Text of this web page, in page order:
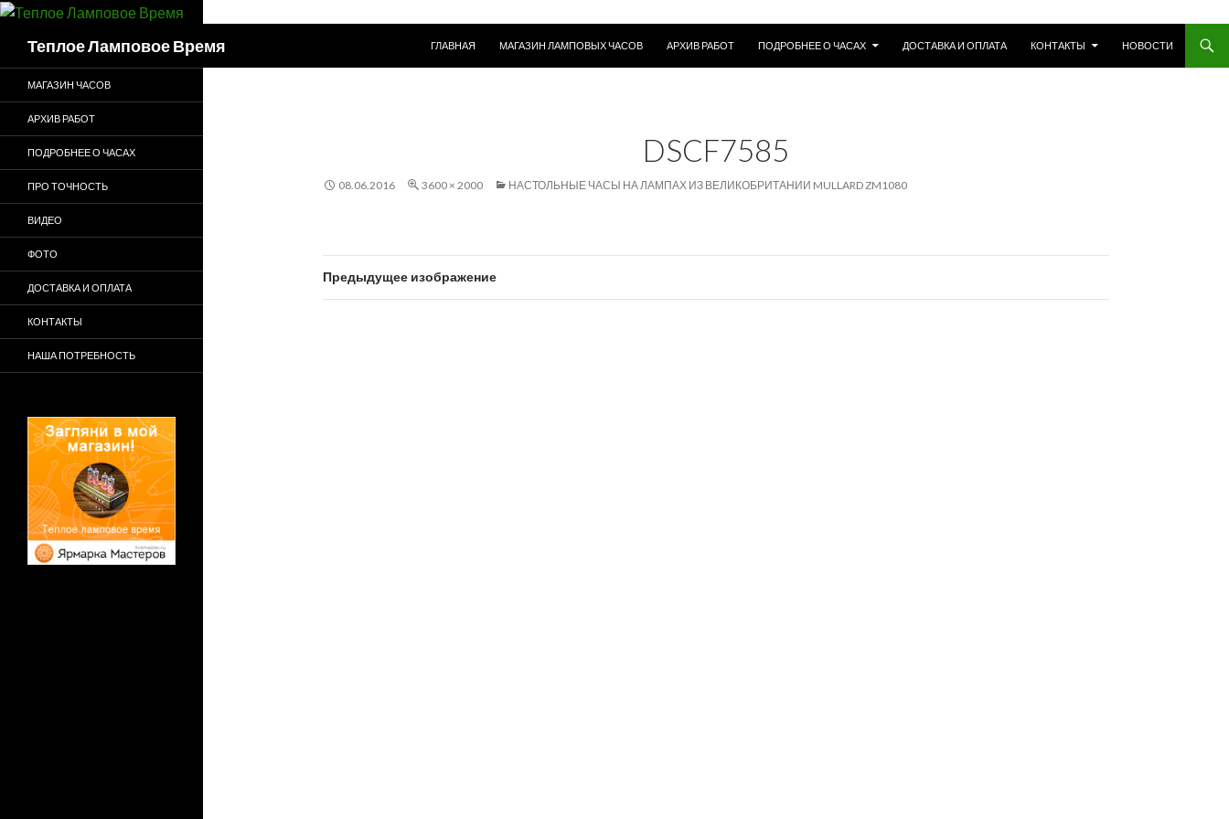
Теплое Ламповое Время
ГЛАВНАЯ
МАГАЗИН ЛАМПОВЫХ ЧАСОВ АРХИВ РАБОТ ПОДРОБНЕЕ О ЧАСАХ ДОСТАВКА И ОПЛАТА КОНТАКТЫ НОВОСТИ
DSCF7585
08.06.2016 3600 × 2000 НАСТОЛЬНЫЕ ЧАСЫ НА ЛАМПАХ ИЗ ВЕЛИКОБРИТАНИИ MULLARD ZM1080
Предыдущее изображение
МАГАЗИН ЧАСОВ
АРХИВ РАБОТ
ПОДРОБНЕЕ О ЧАСАХ
ПРО ТОЧНОСТЬ
ВИДЕО
ФОТО
ДОСТАВКА И ОПЛАТА
КОНТАКТЫ
НАША ПОТРЕБНОСТЬ